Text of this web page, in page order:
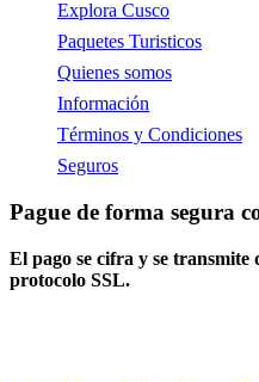
Explora Cusco
Paquetes Turisticos
Quienes somos
Información
Términos y Condiciones
Seguros
Pague de forma segura
El pago se cifra y se transmite
protocolo SSL.